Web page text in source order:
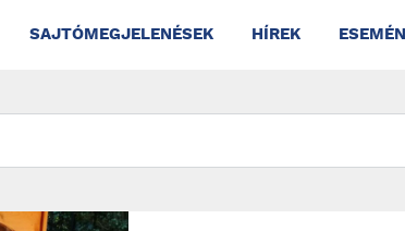
SAJTÓMEGJELENÉSEK HÍREK